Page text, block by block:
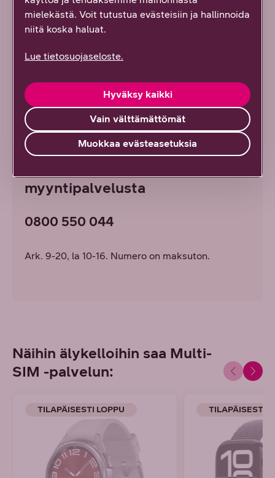
Kun tarvitset eSIMin lue lisääeSIM-sivultamme
Nyt voit käyttää kahta laitetta, samalla
laitteeseen! Soittaessasi puhelimellasi tai
saman, tutun numerosi. Huomaathan, että DNA
Multi-SIM -lisäpalvelu toimii vain kotimaassa.
Saat myös Multi-SIM -
myyntipalvelusta
0800 550 044
Ark. 9-20, la 10-16. Numero on maksuton.
Näihin älykelloihin saa Multi-
SIM -palvelun:
TILAPÄISESTI LOPPU TILAPÄISESTI
mielekästä. Voit tutustua evästeisiin ja hallinnoida
niitä koska haluat.
Lue tietosuojaseloste.
Vain välttämättömät
Hyväksy kaikki
Muokkaa evästeasetuksia